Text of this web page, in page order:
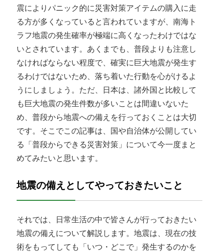
震によりパニック的に災害対策アイテムの購入に走
る方が多くなっていると言われていますが、南海ト
ラフ地震の発生確率が極端に高くなったわけではな
いとされています。あくまでも、普段よりも注意し
なければならない程度で、確実に巨大地震が発生す
るわけではないため、落ち着いた行動を心がけるよ
うにしましょう。ただ、日本は、諸外国と比較して
も巨大地震の発生件数が多いことは間違いないた
め、普段から地震への備えを行っておくことは大切
です。そこでこの記事は、国や自治体が公開してい
る「普段からできる災害対策」について今一度まと
めてみたいと思います。
地震の備えとしてやっておきたいこと
それでは、日常生活の中で皆さんが行っておきたい
地震の備えについて解説します。地震は、現在の技
術をもってしても「いつ・どこで」発生するのかを